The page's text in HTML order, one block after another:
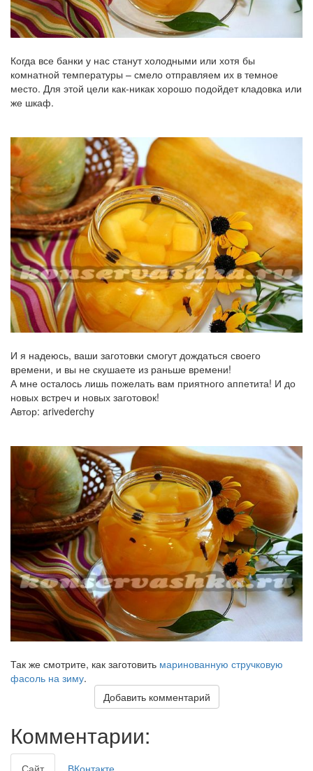
Когда все банки у нас станут холодными или хотя бы
комнатной температуры – смело отправляем их в темное
место. Для этой цели как-никак хорошо подойдет кладовка или
же шкаф.
И я надеюсь, ваши заготовки смогут дождаться своего
времени, и вы не скушаете из раньше времени!
А мне осталось лишь пожелать вам приятного аппетита! И до
новых встреч и новых заготовок!
Автор: arivederchy
Так же смотрите, как заготовить маринованную стручковую
фасоль на зиму.
Добавить комментарий
Комментарии: